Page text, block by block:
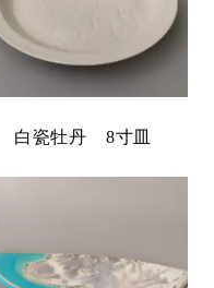
白瓷牡丹 8寸皿